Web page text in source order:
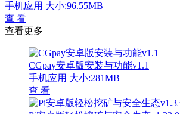
手机应用 大小:96.55MB
查 看
查看更多
CGpay安卓版安装与功能v1.1
手机应用 大小:281MB
查 看